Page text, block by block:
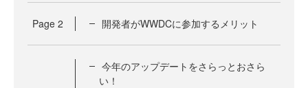
Page 2 開発者がWWDCに参加するメリット
今年のアップデートをさらっとおさら
い！